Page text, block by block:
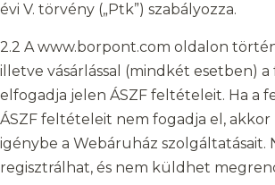
évi V. törvény („Ptk”) szabályozza.
2.2 A www.borpont.com oldalon
illetve vásárlással (mindkét esetben) a
elfogadja jelen ÁSZF feltételeit. Ha a
ÁSZF feltételeit nem fogadja el,
igénybe a Webáruház szolgáltatásait.
regisztrálhat, és nem küldhet